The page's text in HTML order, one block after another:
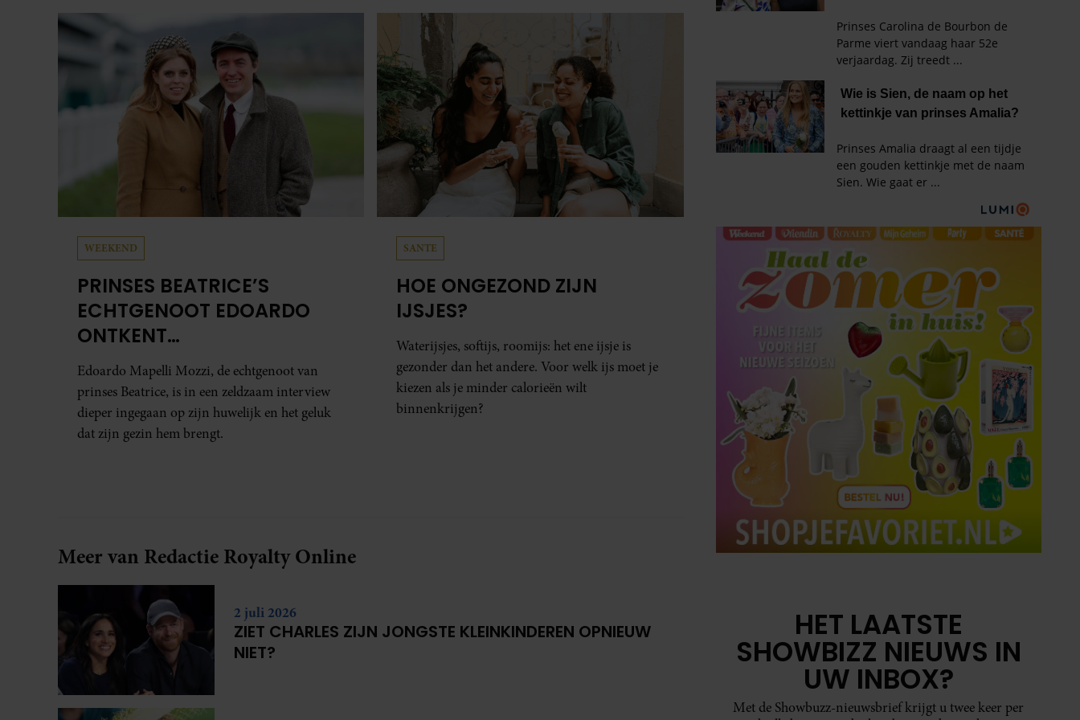
zanger dat hij lange tijd vooral overleefde en
steeds verder van zijn gevoel verwijderd raakte.
WEEKEND
PRINSES BEATRICE’S
ECHTGENOOT EDOARDO
ONTKENT
HUWELIJKSPROBLEMEN
Edoardo Mapelli Mozzi, de echtgenoot van
prinses Beatrice, is in een zeldzaam interview
dieper ingegaan op zijn huwelijk en het geluk
dat zijn gezin hem brengt.
SANTE
HOE ONGEZOND ZIJN
IJSJES?
Waterijsjes, softijs, roomijs: het ene ijsje is
gezonder dan het andere. Voor welk ijs moet je
kiezen als je minder calorieën wilt
binnenkrijgen?
Meer van Redactie Royalty Online
2 juli 2026
ZIET CHARLES ZIJN JONGSTE KLEINKINDEREN OPNIEUW
NIET?
HET LAATSTE
SHOWBIZZ NIEUWS IN
UW INBOX?
Met de Showbuzz-nieuwsbrief krijgt u twee keer per